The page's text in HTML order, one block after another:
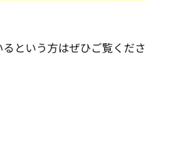
という方はぜひご覧くださ